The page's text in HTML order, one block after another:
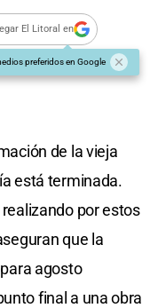
El Litoral en
preferidos en Google
de la vieja
está terminada.
por estos
que la
agosto
final a una obra